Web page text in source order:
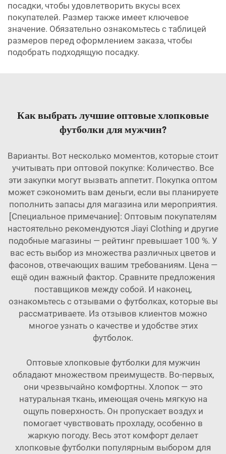
посадки, чтобы удовлетворить вкусы всех
покупателей. Размер также имеет ключевое
значение. Обязательно ознакомьтесь с таблицей
размеров перед оформлением заказа, чтобы
подобрать подходящую посадку.
Как выбрать лучшие оптовые хлопковые
футболки для мужчин?
Варианты. Вот несколько моментов, которые стоит
учитывать при оптовой покупке: Количество. Все
эти закупки могут вызвать аппетит. Покупка оптом
может сэкономить вам деньги, если вы планируете
пополнить запасы для магазина или мероприятия.
[Специальное примечание]: Оптовым покупателям
настоятельно рекомендуются Jiayi Clothing и другие
подобные магазины — рейтинг превышает 100 %. У
вас есть выбор из множества различных цветов и
фасонов, отвечающих вашим требованиям. Цена —
ещё один важный фактор. Сравните предложения
поставщиков между собой. И наконец,
ознакомьтесь с отзывами о футболках, которые вы
рассматриваете. Из отзывов клиентов можно
многое узнать о качестве и удобстве этих
футболок.
Оптовые хлопковые футболки для мужчин
обладают множеством преимуществ. Во-первых,
они чрезвычайно комфортны. Хлопок — это
натуральная ткань, имеющая очень мягкую на
ощупь поверхность. Он пропускает воздух и
помогает чувствовать прохладу, особенно в
жаркую погоду. Весь этот комфорт делает
хлопковые футболки популярным выбором для